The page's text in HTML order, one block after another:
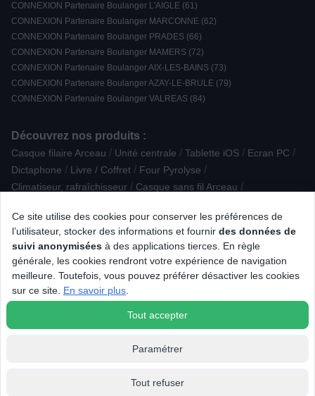
Ce site utilise des cookies pour conserver les préférences de
l’utilisateur, stocker des informations et fournir des données de
suivi anonymisées à des applications tierces. En règle
générale, les cookies rendront votre expérience de navigation
meilleure. Toutefois, vous pouvez préférer désactiver les cookies
sur ce site. En savoir plus
Tout accepter
Paramétrer
Tout refuser
CONNEXION Partenaire Boulanger L'AIGLE (61)
CONNEXION Partenaire Boulanger MARCONNE (62)
CONNEXION Partenaire Boulanger PRADES (66)
CONNEXION Partenaire Boulanger MAMERS (72)
CONNEXION Partenaire Boulanger AIX-LES-BAINS (73)
CONNEXION Partenaire Boulanger AZAY-LE-BRULE (79)
CONNEXION Partenaire Boulanger VALREAS (84)
Découvrez nos produits :
Casque filaire Arceau / Unité centrale / Tablette iOS / Ecran PC /
Dictaphone / Livre / Coffret / Four Pyrolyse /
Climatiseur, rafraîchisseur / Casque sans fil Arceau /
Clé USB / Animalerie /
Accessoire Traitement de l'air - Climatisation / Groupe Filtrant /
Accessoire Bien-être / Santé / Beauté Accessoire pour Drone
Table à repasser / Mini four
Expresso / Nespresso / Imprimante multifonction laser
Four Ecoclean / Hydrolyse / Centre de repassage / Batteur
© 2026 Tous droits réservés Connexion.fr